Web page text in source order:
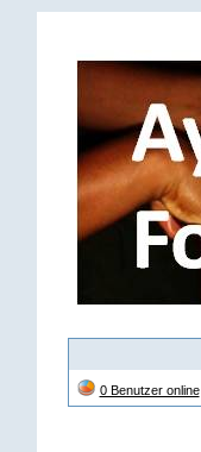
0 Benutzer online